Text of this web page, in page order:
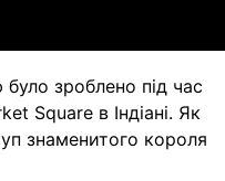
зроблено під час
Square в Індіані. Як
знаменитого короля